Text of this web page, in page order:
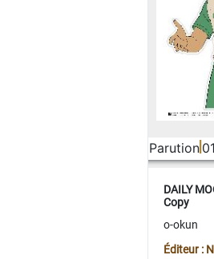
Parution
DAILY
Copy
o-okun
Éditeur :